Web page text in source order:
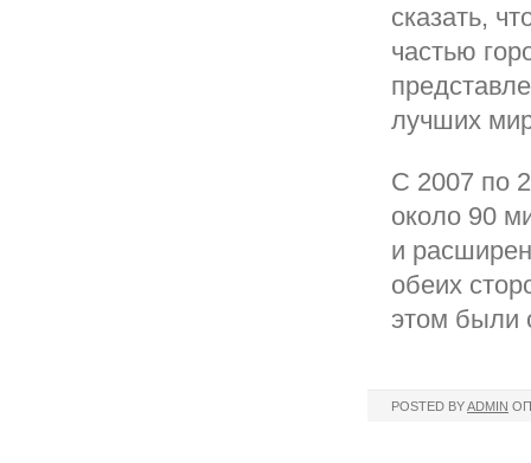
сказать,
частью
лучших
С 2007 по
около 90
и
обеих
этом были
POSTED BYADMIN